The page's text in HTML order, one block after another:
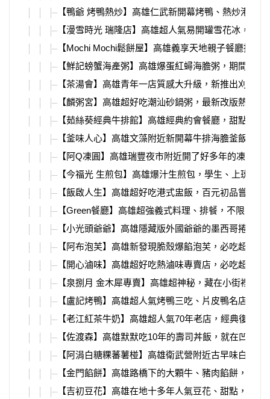
【鴨爺 烤鴨熱炒】高雄仁武新開幕烤鴨、熱炒港點
【漫雪時光 瑞隆店】高雄超人氣易開罐雪花冰，夏
【Mochi Mochi鬆餅屋】高雄義享天地親子餐廳推薦
【鮮記螃蟹海產粥】高雄爆蛋紅蟳海膽粥，期間限定
【茶湯會】高雄青年一店質感大升級，新推出刈包
【麟粥宮】高雄超好吃潮汕砂鍋粥，最新改版熱炒、
【茹絲葵經典牛排館】高雄經典約會餐廳，甜點必吃
【釜味人心】高雄文藻附近新開幕牛排海膽釜飯，
【阿Q凍圓】高雄瑞豐夜市附近開了好多年的凍圓，
【今福光 生煎包】高雄爆汁生煎包，學生、上班族
【飯啟人生】高雄超好吃港式盅飯，百元初品嘗粵菜
【Green餐廳】高雄超強義式料理、排餐，不限時不
【小光頭爺爺】高雄隱藏版外國爺爺的墨西哥捲餅
【阿布泡芙】高雄新發現脆殼爆餡泡芙，必吃超特別
【開心滷味】高雄超好吃熱滷味專賣店，必吃超入味
【泉捌月 金木犀專賣】高雄超神秘，藏在小街裡的
【盧記烤鴨】高雄超人氣烤鴨三吃、片皮鴨名店，鳥
【老江紅茶牛奶】高雄超人氣70年老店，經典復刻
【佐渡森】高雄默默吃10年的壽司丼飯，就在凹子
【阿涓白糖粿蕃薯椪】高雄衛武營附近古早味白糖
【金門餡餅】高雄路橋下的大顆牛、豬肉餡餅，一
【吉初豆花】高雄在地十多年人氣豆花、甜點，必